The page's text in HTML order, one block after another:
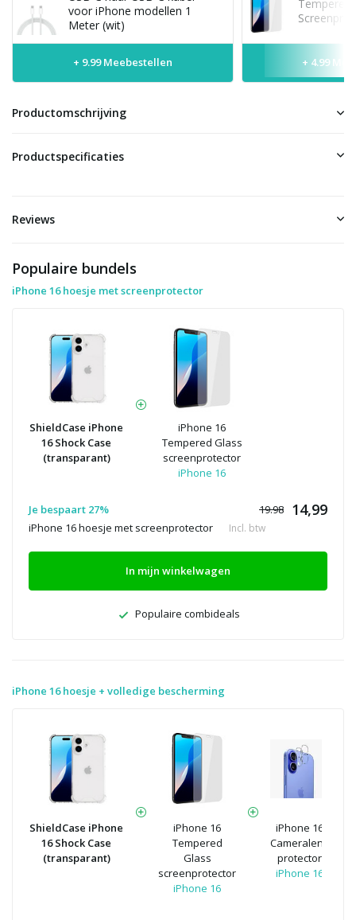
voor iPhone modellen 1
Meter (wit)
+ 9.99 Meebestellen
Tempered
+ 4.99
Productomschrijving
Productspecificaties
Reviews
Populaire bundels
iPhone 16 hoesje met screenprotector
ShieldCase iPhone
16 Shock Case
(transparant)
iPhone 16
Tempered Glass
screenprotector
iPhone 16
Je bespaart 27% 19.98 14,99
iPhone 16 hoesje met screenprotector Incl. btw
In mijn winkelwagen
Populaire combideals
iPhone 16 hoesje + volledige bescherming
ShieldCase iPhone
16 Shock Case
(transparant)
iPhone 16
Tempered
Glass
screenprotector
iPhone 16
iPhone 16
Cameralens
protector
iPhone 16